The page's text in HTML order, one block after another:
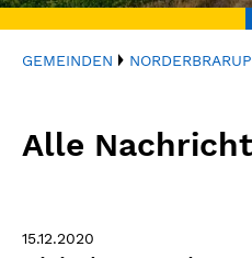
GEMEINDEN NORDERBRARUP
Alle
15.12.2020